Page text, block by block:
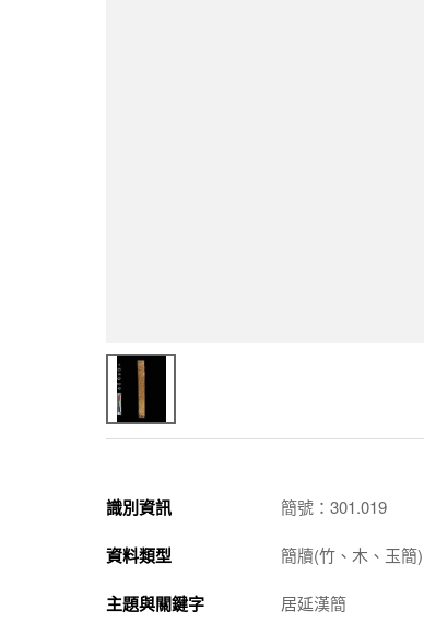
識別資訊 簡號：301.019
資料類型 簡牘(竹、木、玉簡)
主題與關鍵字 居延漢簡